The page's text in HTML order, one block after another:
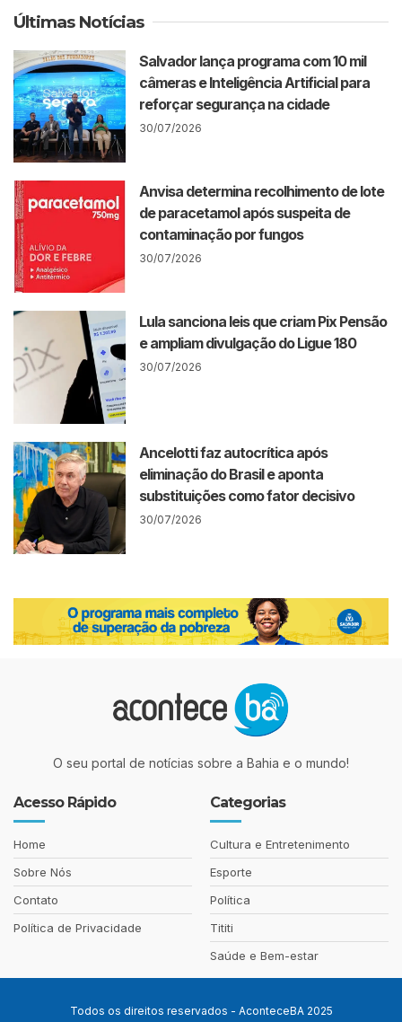
Últimas Notícias
Salvador lança programa com 10 mil
câmeras e Inteligência Artificial para
reforçar segurança na cidade
30/07/2026
Anvisa determina recolhimento de lote
de paracetamol após suspeita de
contaminação por fungos
30/07/2026
Lula sanciona leis que criam Pix Pensão
e ampliam divulgação do Ligue 180
30/07/2026
Ancelotti faz autocrítica após
eliminação do Brasil e aponta
substituições como fator decisivo
30/07/2026
O seu portal de notícias sobre a Bahia e o mundo!
Acesso Rápido
Home
Sobre Nós
Contato
Política de Privacidade
Categorias
Cultura e Entretenimento
Esporte
Política
Tititi
Saúde e Bem-estar
Todos os direitos reservados - AconteceBA 2025